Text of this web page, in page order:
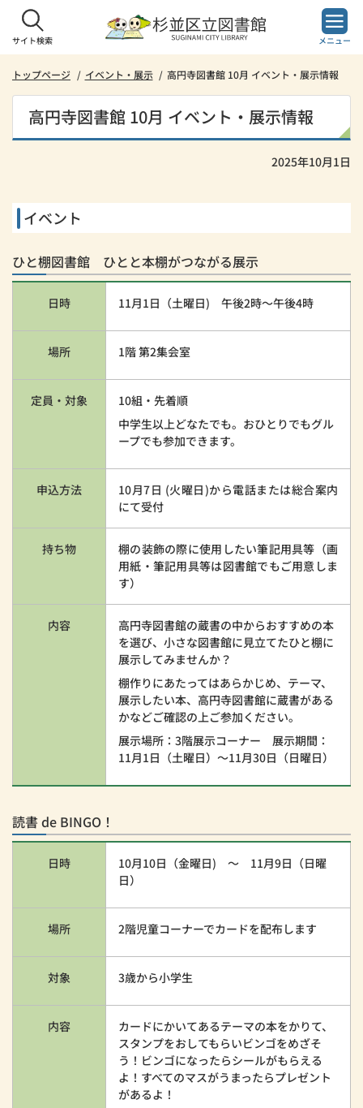
ス
サイト検索 メニュー
トップページ イベント・展示 高円寺図書館 10月 イベント・展示情報
高円寺図書館 10月 イベント・展示情報
2025年10月1日
イベント
ひと棚図書館 ひとと本棚がつながる展示
日時 11月1日（土曜日) 午後2時～午後4時
場所 1階 第2集会室
定員・対象
10組・先着順
中学生以上どなたでも。おひとりでもグル
ープでも参加できます。
申込方法
10月7日 (火曜日)から電話または総合案内
にて受付
持ち物
棚の装飾の際に使用したい筆記用具等（画
用紙・筆記用具等は図書館でもご用意しま
す）
内容
高円寺図書館の蔵書の中からおすすめの本
を選び、小さな図書館に見立てたひと棚に
展示してみませんか？
棚作りにあたってはあらかじめ、テーマ、
展示したい本、高円寺図書館に蔵書がある
かなどご確認の上ご参加ください。
展示場所：3階展示コーナー 展示期間：
11月1日（土曜日）～11月30日（日曜日）
読書 de BINGO！
日時
10月10日（金曜日) ～ 11月9日（日曜
日）
場所 2階児童コーナーでカードを配布します
対象 3歳から小学生
内容
カードにかいてあるテーマの本をかりて、
スタンプをおしてもらいビンゴをめざそ
う！ビンゴになったらシールがもらえる
よ！すべてのマスがうまったらプレゼント
があるよ！